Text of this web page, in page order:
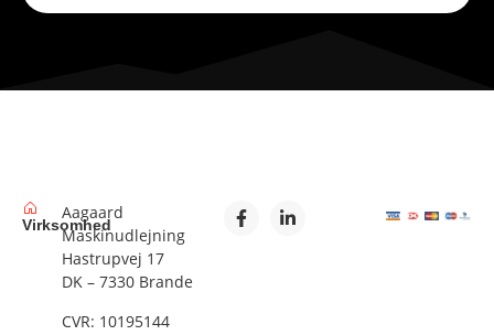
Virksomhed
Aagaard
Maskinudlejning
Hastrupvej 17
DK – 7330 Brande
CVR: 10195144